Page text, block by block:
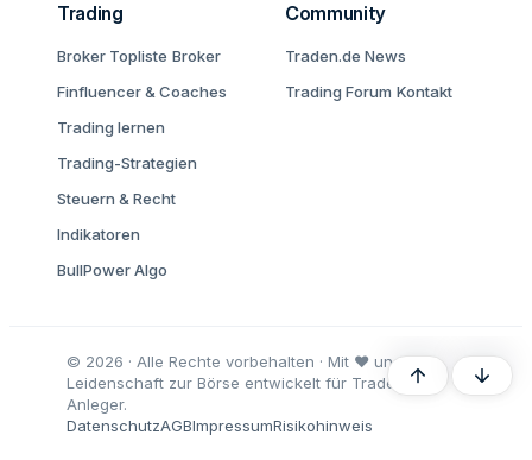
Trading
Broker Topliste Broker
Finfluencer & Coaches
Trading lernen
Trading-Strategien
Steuern & Recht
Indikatoren
BullPower Algo
Community
Traden.de News
Trading Forum Kontakt
© 2026 · Alle Rechte vorbehalten · Mit ♥ und
Leidenschaft zur Börse entwickelt für Trader und
Anleger.
DatenschutzAGBImpressumRisikohinweis
Oben Unten